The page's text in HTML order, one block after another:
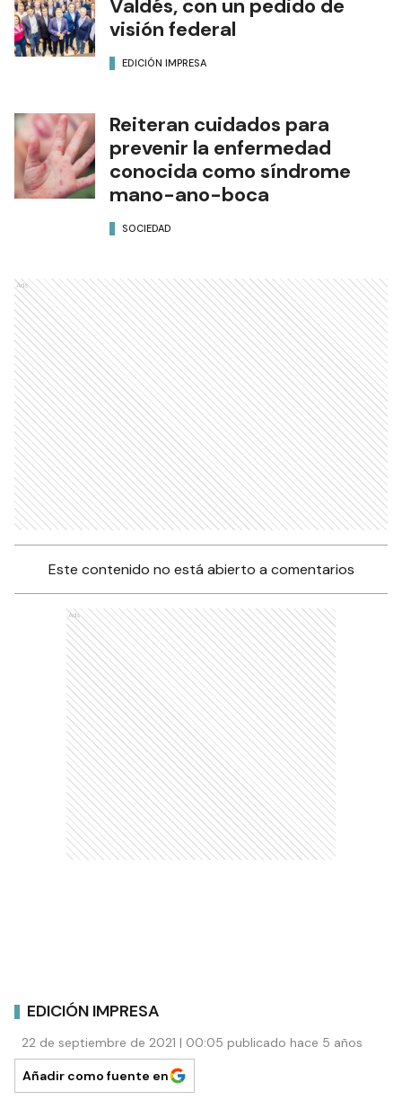
Valdés, con un pedido de
visión federal
EDICIÓN IMPRESA
Reiteran cuidados para
prevenir la enfermedad
conocida como síndrome
mano-ano-boca
SOCIEDAD
Ads
Este contenido no está abierto a comentarios
Ads
EDICIÓN IMPRESA
22 de septiembre de 2021 | 00:05 publicado hace 5 años
Añadir como fuente en